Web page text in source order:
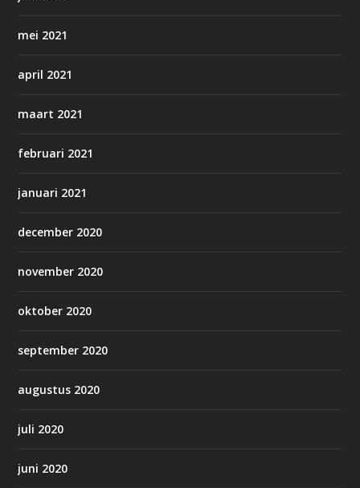
mei 2021
april 2021
maart 2021
februari 2021
januari 2021
december 2020
november 2020
oktober 2020
september 2020
augustus 2020
juli 2020
juni 2020